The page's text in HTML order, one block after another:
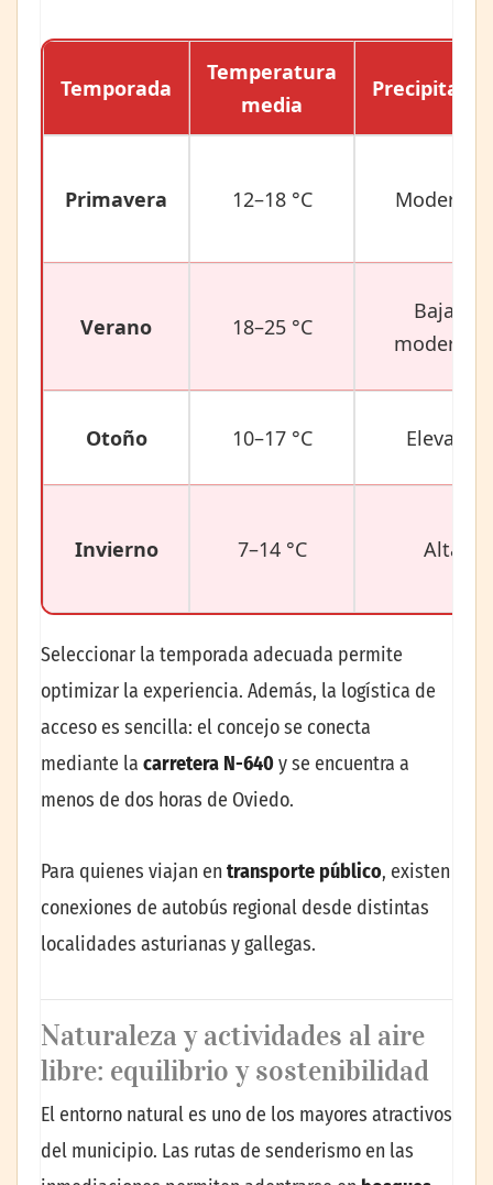
Temporada
Temperatura
media
Primavera 12–18 °C
Verano 18–25 °C
Bajas a
Otoño 10–17 °C Elevadas
Invierno 7–14 °C Altas
Seleccionar la temporada adecuada permite
optimizar la experiencia. Además, la logística de
acceso es sencilla: el concejo se conecta
mediante la carretera N-640y se encuentra a
menos de dos horas de Oviedo.
Para quienes viajan en transporte público, existen
conexiones de autobús regional desde distintas
localidades asturianas y gallegas.
Naturaleza y actividades al aire
libre: equilibrio y sostenibilidad
El entorno natural es uno de los mayores atractivos
del municipio. Las rutas de senderismo en las